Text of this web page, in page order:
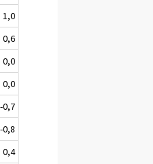
1,0
0,6
0,0
0,0
-0,7
-0,8
0,4